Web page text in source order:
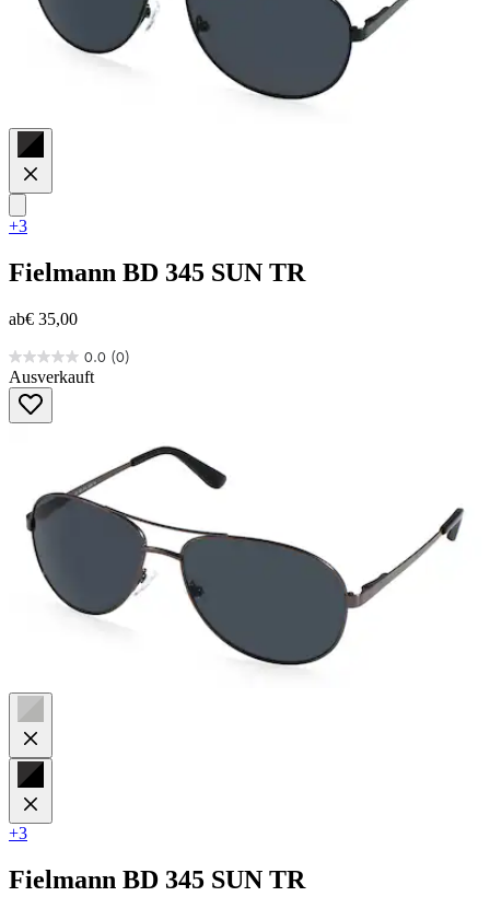
+3
Fielmann BD 345 SUN TR
ab€ 35,00
0.0 (0)
0.0
von
Sternen.
Ausverkauft
+3
Fielmann BD 345 SUN TR